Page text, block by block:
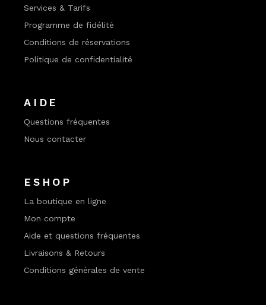
Services & Tarifs
Programme de fidélité
Conditions de réservations
Politique de confidentialité
AIDE
Questions fréquentes
Nous contacter
ESHOP
La boutique en ligne
Mon compte
Aide et questions fréquentes
Livraisons & Retours
Conditions générales de vente